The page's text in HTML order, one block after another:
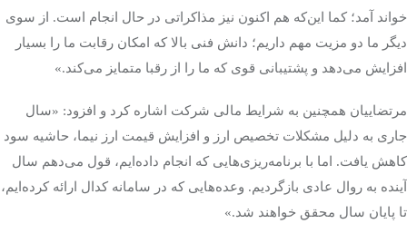
خواند آمد؛ کما این‌که هم اکنون نیز مذاکراتی در حال انجام است. از سوی
دیگر ما دو مزیت مهم داریم؛ دانش فنی بالا که امکان رقابت ما را بسیار
افزایش می‌دهد و پشتیبانی قوی که ما را از رقبا متمایز می‌کند.
»
مرتضاییان همچنین به شرایط مالی شرکت اشاره کرد و افزود: «سال
جاری به دلیل مشکلات تخصیص ارز و افزایش قیمت ارز نیما، حاشیه سود
کاهش یافت. اما با برنامه‌ریزی‌هایی که انجام داده‌ایم، قول می‌دهم سال
آینده به روال عادی بازگردیم. وعده‌هایی که در سامانه کدال ارائه کرده‌ایم،
تا پایان سال محقق خواهند شد.»